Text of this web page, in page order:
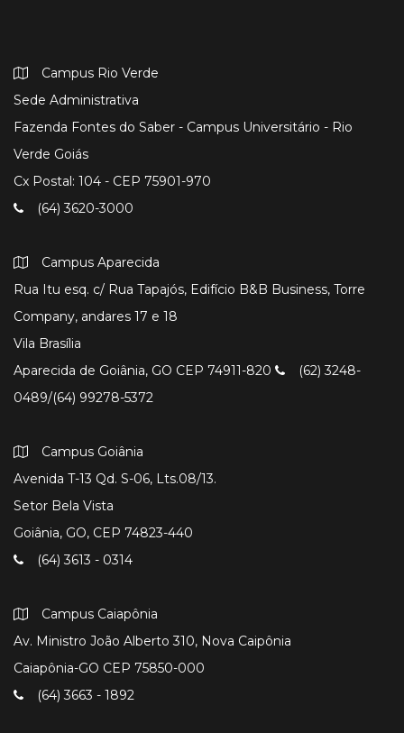
Campus Rio Verde
Sede Administrativa
Fazenda Fontes do Saber - Campus Universitário - Rio
Verde Goiás
Cx Postal: 104 - CEP 75901-970
(64) 3620-3000
Campus Aparecida
Rua Itu esq. c/ Rua Tapajós, Edifício B&B Business, Torre
Company, andares 17 e 18
Vila Brasília
Aparecida de Goiânia, GO CEP 74911-820
(62) 3248-
0489/(64) 99278-5372
Campus Goiânia
Avenida T-13 Qd. S-06, Lts.08/13.
Setor Bela Vista
Goiânia, GO, CEP 74823-440
(64) 3613 - 0314
Campus Caiapônia
Av. Ministro João Alberto 310, Nova Caipônia
Caiapônia-GO CEP 75850-000
(64) 3663 - 1892